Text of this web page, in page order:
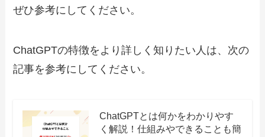
ぜひ参考にしてください。
ChatGPTの特徴をより詳しく知りたい人は、次の
記事を参考にしてください。
ChatGPTとは何かをわかりやす
く解説！仕組みやできることも簡